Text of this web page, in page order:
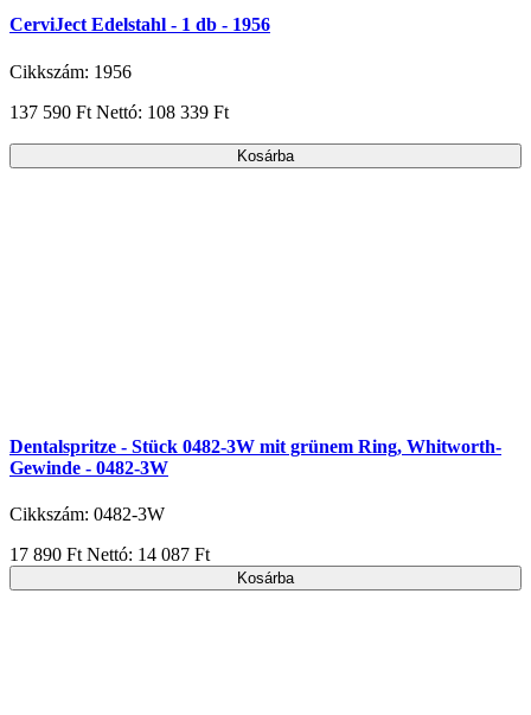
CerviJect Edelstahl - 1 db - 1956
Cikkszám: 1956
137 590 Ft Nettó: 108 339 Ft
Kosárba
Dentalspritze - Stück 0482-3W mit grünem Ring, Whitworth-
Gewinde - 0482-3W
Cikkszám: 0482-3W
17 890 Ft Nettó: 14 087 Ft
Kosárba